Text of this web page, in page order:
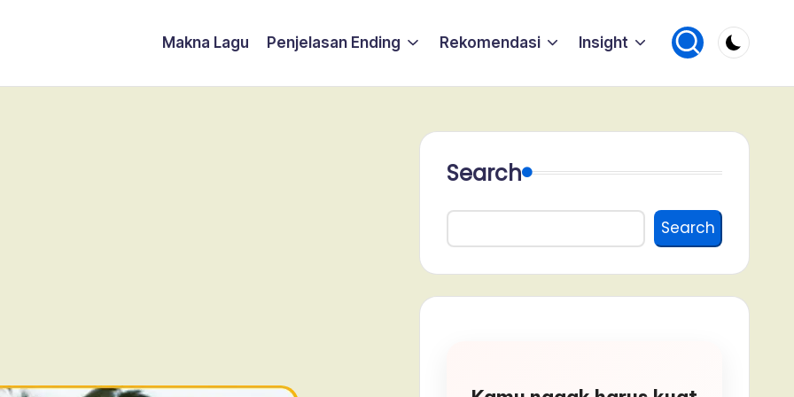
Makna Lagu Penjelasan Ending Rekomendasi Insight
Search
Search